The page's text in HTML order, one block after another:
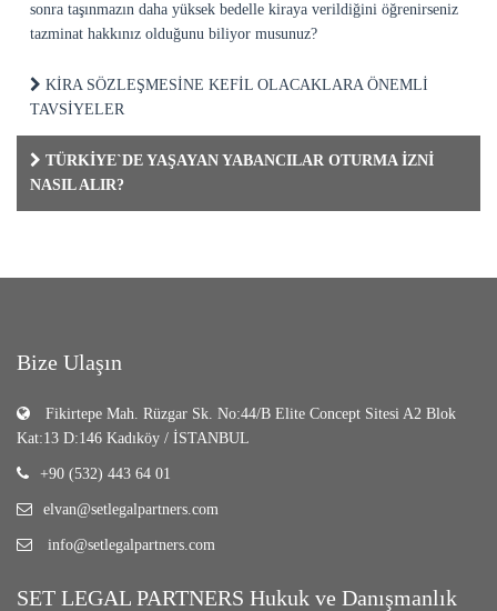
sonra taşınmazın daha yüksek bedelle kiraya verildiğini öğrenirseniz
tazminat hakkınız olduğunu biliyor musunuz?
KİRA SÖZLEŞMESİNE KEFİL OLACAKLARA ÖNEMLİ
TAVSİYELER
TÜRKİYE`DE YAŞAYAN YABANCILAR OTURMA İZNİ
NASIL ALIR?
Bize Ulaşın
Fikirtepe Mah. Rüzgar Sk. No:44/B Elite Concept Sitesi A2 Blok
Kat:13 D:146 Kadıköy / İSTANBUL
+90 (532) 443 64 01
elvan@setlegalpartners.com
info@setlegalpartners.com
SET LEGAL PARTNERS Hukuk ve Danışmanlık